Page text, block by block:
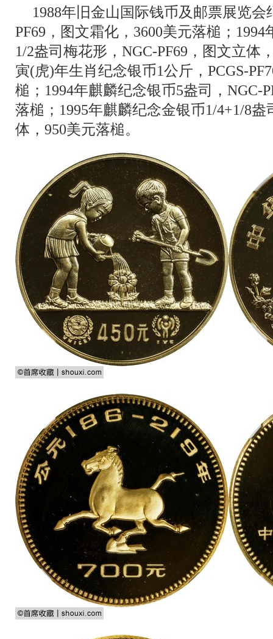
1988年旧金山国际钱币及邮票展览会
PF69，图文霜化，3600美元落槌；
1/2盎司梅花形，NGC-PF69，图文立体
寅(虎)年生肖纪念银币1公斤，PCGS-
槌；1994年麒麟纪念银币5盎司，NGC-
落槌；1995年麒麟纪念金银币1/4+1/8盎
体，950美元落槌。